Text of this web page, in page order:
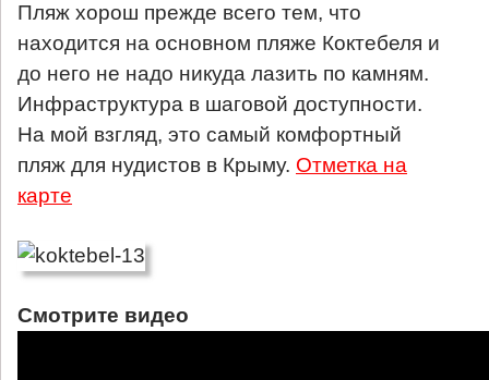
Пляж хорош прежде всего тем, что
находится на основном пляже Коктебеля и
до него не надо никуда лазить по камням.
Инфраструктура в шаговой доступности.
На мой взгляд, это самый комфортный
пляж для нудистов в Крыму. Отметка на
карте
Cмотрите видео